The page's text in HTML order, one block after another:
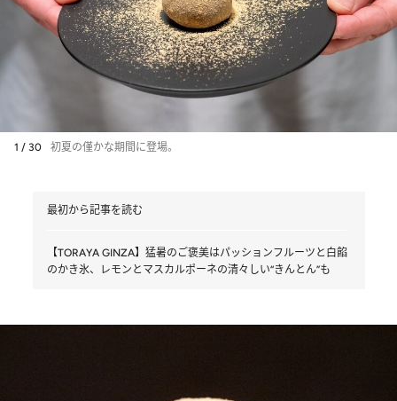
1 / 30 初夏の僅かな期間に登場。
最初から記事を読む
【TORAYA GINZA】猛暑のご褒美はパッションフルーツと白餡
のかき氷、レモンとマスカルポーネの清々しい“きんとん”も